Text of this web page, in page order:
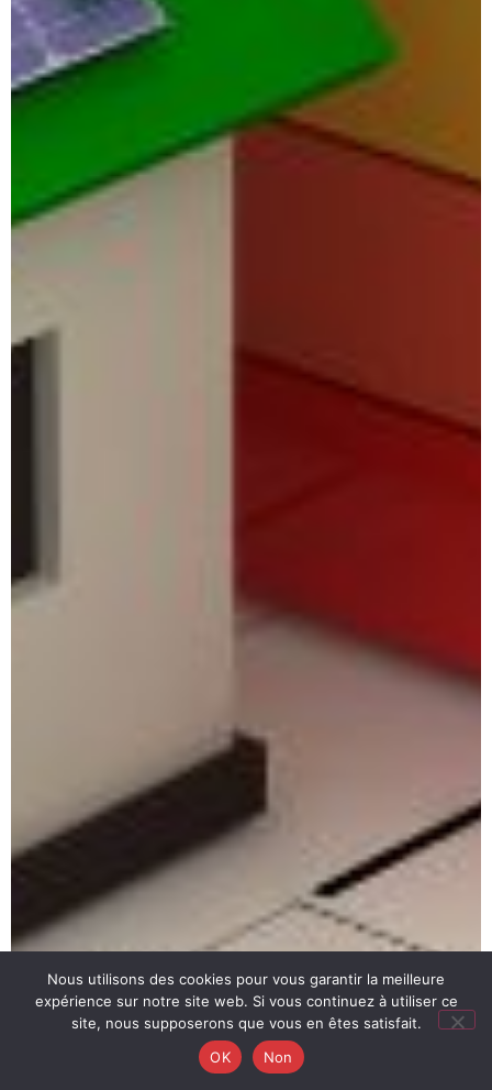
Nous utilisons des cookies pour vous garantir la meilleure
expérience sur notre site web. Si vous continuez à utiliser ce
site, nous supposerons que vous en êtes satisfait.
OK
Non